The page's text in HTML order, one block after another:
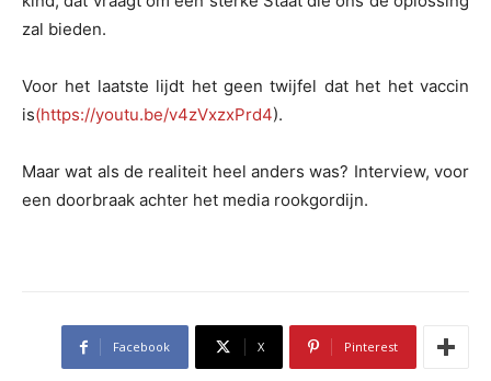
zal bieden.
Voor het laatste lijdt het geen twijfel dat het het vaccin
is(https://youtu.be/v4zVxzxPrd4).
Maar wat als de realiteit heel anders was? Interview, voor
een doorbraak achter het media rookgordijn.
Facebook X Pinterest